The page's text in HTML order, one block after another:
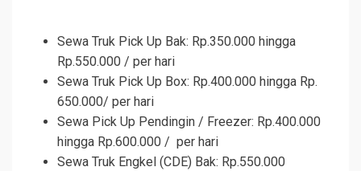
Sewa Truk Pick Up Bak: Rp.350.000 hingga
Rp.550.000 / per hari
Sewa Truk Pick Up Box: Rp.400.000 hingga Rp.
650.000/ per hari
Sewa Pick Up Pendingin / Freezer: Rp.400.000
hingga Rp.600.000 / per hari
Sewa Truk Engkel (CDE) Bak: Rp.550.000